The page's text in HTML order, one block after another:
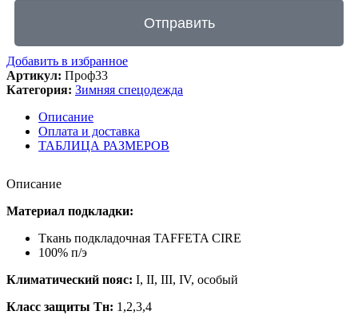
Отправить
Добавить в избранное
Артикул: Проф33
Категория: Зимняя спецодежда
Описание
Оплата и доставка
ТАБЛИЦА РАЗМЕРОВ
Описание
Материал подкладки:
Ткань подкладочная TAFFETA CIRE
100% п/э
Климатический пояс: I, II, III, IV, особый
Класс защиты Тн: 1,2,3,4